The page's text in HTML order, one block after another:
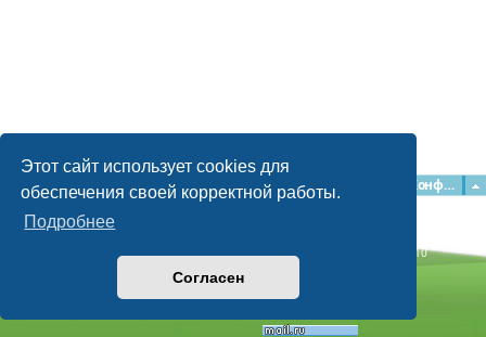
Этот сайт использует cookies для
обеспечения своей корректной работы.
Подробнее
Согласен
Главная Форумы Конфиденциальность
Наша команда
Time: 0.033s| Peak Memory Usage: 2.15 МБ | GZIP: Off |
Queries: 10
© phpBB Guru, 2004—2026
Powered by
Style byArtodia